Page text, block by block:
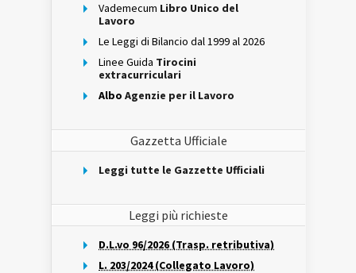
Vademecum Libro Unico del
Lavoro
Le Leggi di Bilancio dal 1999 al 2026
Linee Guida Tirocini
extracurriculari
Albo Agenzie per il Lavoro
Gazzetta Ufficiale
Leggi tutte le Gazzette Ufficiali
Leggi più richieste
D.L.vo 96/2026 (Trasp. retributiva)
L. 203/2024 (Collegato Lavoro)